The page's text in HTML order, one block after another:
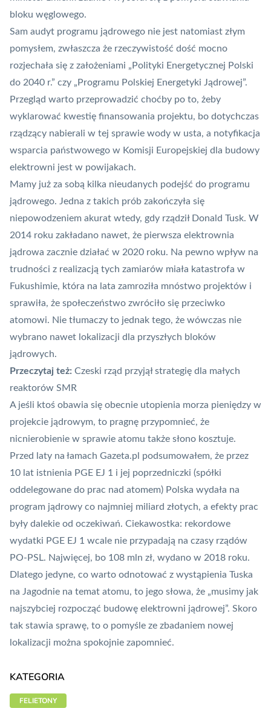
bloku węglowego.
Sam audyt programu jądrowego nie jest natomiast złym
pomysłem, zwłaszcza że rzeczywistość dość mocno
rozjechała się z założeniami „Polityki Energetycznej Polski
do 2040 r.” czy „Programu Polskiej Energetyki Jądrowej”.
Przegląd warto przeprowadzić choćby po to, żeby
wyklarować kwestię finansowania projektu, bo dotychczas
rządzący nabierali w tej sprawie wody w usta, a notyfikacja
wsparcia państwowego w Komisji Europejskiej dla budowy
elektrowni jest w powijakach.
Mamy już za sobą kilka nieudanych podejść do programu
jądrowego. Jedna z takich prób zakończyła się
niepowodzeniem akurat wtedy, gdy rządził Donald Tusk. W
2014 roku zakładano nawet, że pierwsza elektrownia
jądrowa zacznie działać w 2020 roku. Na pewno wpływ na
trudności z realizacją tych zamiarów miała katastrofa w
Fukushimie, która na lata zamroziła mnóstwo projektów i
sprawiła, że społeczeństwo zwróciło się przeciwko
atomowi. Nie tłumaczy to jednak tego, że wówczas nie
wybrano nawet lokalizacji dla przyszłych bloków
jądrowych.
Przeczytaj też: Czeski rząd przyjął strategię dla małych
reaktorów SMR
A jeśli ktoś obawia się obecnie utopienia morza pieniędzy w
projekcie jądrowym, to pragnę przypomnieć, że
nicnierobienie w sprawie atomu także słono kosztuje.
Przed laty na łamach Gazeta.pl podsumowałem, że przez
10 lat istnienia PGE EJ 1 i jej poprzedniczki (spółki
oddelegowane do prac nad atomem) Polska wydała na
program jądrowy co najmniej miliard złotych, a efekty prac
były dalekie od oczekiwań. Ciekawostka: rekordowe
wydatki PGE EJ 1 wcale nie przypadają na czasy rządów
PO-PSL. Najwięcej, bo 108 mln zł, wydano w 2018 roku.
Dlatego jedyne, co warto odnotować z wystąpienia Tuska
na Jagodnie na temat atomu, to jego słowa, że „musimy jak
najszybciej rozpocząć budowę elektrowni jądrowej”. Skoro
tak stawia sprawę, to o pomyśle ze zbadaniem nowej
lokalizacji można spokojnie zapomnieć.
KATEGORIA
FELIETONY